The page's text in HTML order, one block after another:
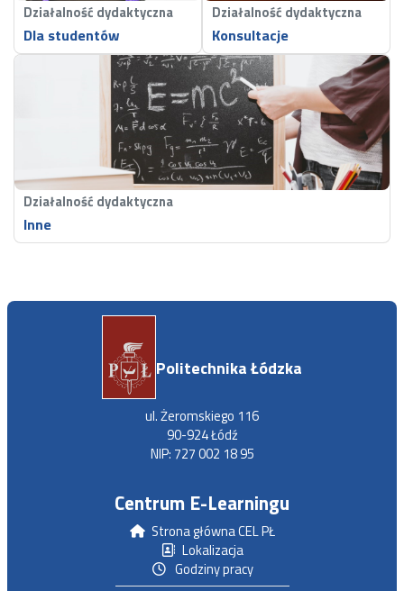
Działalność dydaktyczna
Dla studentów
Działalność dydaktyczna
Konsultacje
Działalność dydaktyczna
Inne
Politechnika Łódzka
ul. Żeromskiego 116
90-924 Łódź
NIP: 727 002 18 95
Centrum E-Learningu
Strona główna CEL PŁ
Lokalizacja
Godziny pracy